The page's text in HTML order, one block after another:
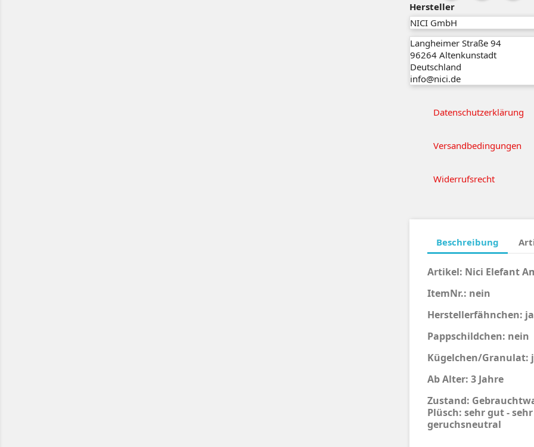
Hersteller
NICI GmbH
Langheimer Straße 94
96264 Altenkunstadt
Deutschland
info@nici.de
Datenschutzerklärung
Versandbedingungen
Widerrufsrecht
Beschreibung
Artikel: Nici Elefant
ItemNr.: nein
Herstellerfähnchen: ja
Pappschildchen: nein
Kügelchen/Granulat:
Ab Alter: 3 Jahre
Zustand:
Plüsch: sehr gut -
geruchsneutral